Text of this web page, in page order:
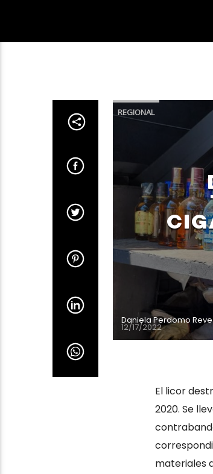
REGIONAL
Daniela Perdomo
12/17/2022
El licor
2020. Se
materiales